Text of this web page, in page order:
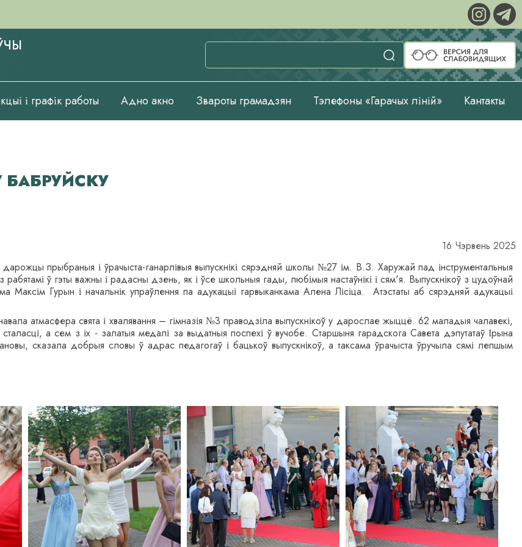
і графік работы Адно акно Звароты грамадзян Тэлефоны «Гарачых ліній» Кантакты
16 Чэрвень 2025
прыбраныя і ўрачыста-ганарлівыя выпускнікі сярэдняй школы №27 ім. В.З. Харужай пад інструментальныя
з рабятамі ў гэты важны і радасны дзень, як і ўсе школьныя гады, любімыя настаўнікі і сям'я. Выпускнікоў з цудоўнай
Максім Гурын і начальнік упраўлення па адукацыі гарвыканкама Алена Лісіца. Атэстаты аб сярэдняй адукацыі
атмасфера свята і хвалявання – гімназія №3 праводзіла выпускнікоў у дарослае жыццё. 62 маладыя чалавекі,
а сем з іх - залатыя медалі за выдатныя поспехі ў вучобе. Старшыня гарадскога Савета дэпутатаў Ірына
сказала добрыя словы ў адрас педагогаў і бацькоў выпускнікоў, а таксама ўрачыста ўручыла сямі лепшым